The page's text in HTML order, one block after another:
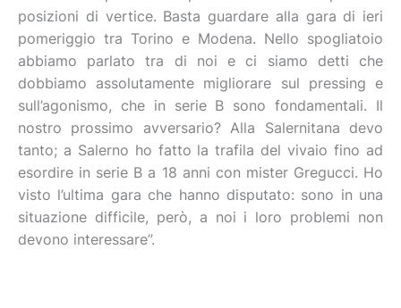
posizioni di vertice. Basta guardare alla gara di ieri
pomeriggio tra Torino e Modena. Nello spogliatoio
abbiamo parlato tra di noi e ci siamo detti che
dobbiamo assolutamente migliorare sul pressing e
sull’agonismo, che in serie B sono fondamentali. Il
nostro prossimo avversario? Alla Salernitana devo
tanto; a Salerno ho fatto la trafila del vivaio fino ad
esordire in serie B a 18 anni con mister Gregucci. Ho
visto l’ultima gara che hanno disputato: sono in una
situazione difficile, però, a noi i loro problemi non
devono interessare”.